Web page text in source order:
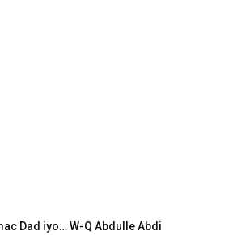
Dad iyo… W-Q Abdulle Abdi